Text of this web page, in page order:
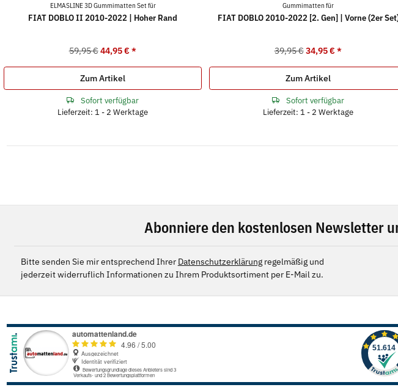
ELMASLINE 3D Gummimatten Set für
FIAT DOBLO II 2010-2022 | Hoher Rand
59,95 € 44,95 €*
Zum Artikel
Sofort verfügbar
Lieferzeit: 1 - 2 Werktage
Gummimatten für
FIAT DOBLO 2010-2022 [2. Gen] | Vorne (2er
39,95 € 34,95 €*
Zum Artikel
Sofort verfügbar
Lieferzeit: 1 - 2 Werktage
Abonniere den kostenlosen Newsletter
Bitte senden Sie mir entsprechend Ihrer Datenschutzerklärungregelmäßig und
jederzeit widerruflich Informationen zu Ihrem Produktsortiment per E-Mail zu.